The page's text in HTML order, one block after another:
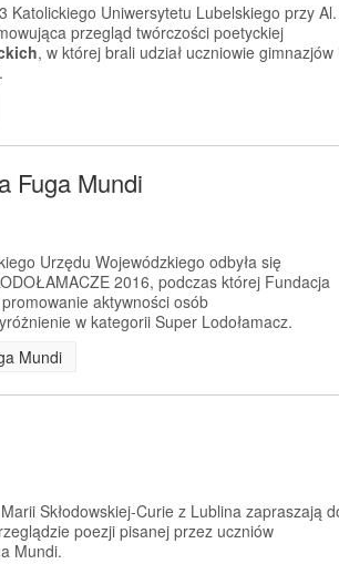
Uniwersytetu Lubelskiego przy Al.
przegląd twórczości poetyckiej
, w której brali udział uczniowie gimnazjów
Fuga Mundi
Urzędu Wojewódzkiego odbyła się
2016, podczas której Fundacja
aktywności osób
w kategorii Super Lodołamacz.
Mundi
Skłodowskiej-Curie z Lublina zapraszają
poezji pisanej przez uczniów
Mundi.